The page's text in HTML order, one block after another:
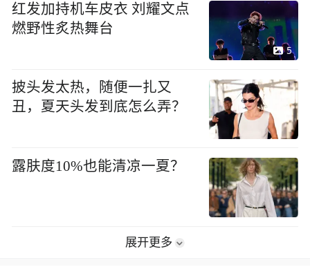
红发加持机车皮衣 刘耀文点
燃野性炙热舞台
5
披头发太热，随便一扎又
丑，夏天头发到底怎么弄？
露肤度10%也能清凉一夏？
展开更多